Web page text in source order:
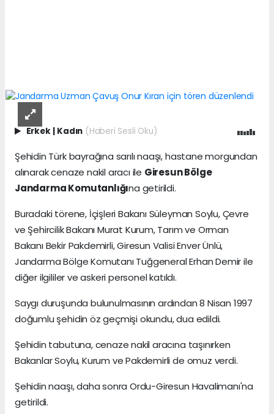
Erkek Kadın (Haberi Sesli Oku)
Şehidin Türk bayrağına sarılı naaşı, hastane morgundan
alınarak cenaze nakil aracı ile Giresun Bölge
Jandarma Komutanlığına getirildi.
Buradaki törene, İçişleri Bakanı Süleyman Soylu, Çevre
ve Şehircilik Bakanı Murat Kurum, Tarım ve Orman
Bakanı Bekir Pakdemirli, Giresun Valisi Enver Ünlü,
Jandarma Bölge Komutanı Tuğgeneral Erhan Demir ile
diğer ilgililer ve askeri personel katıldı.
Saygı duruşunda bulunulmasının ardından 8 Nisan 1997
doğumlu şehidin öz geçmişi okundu, dua edildi.
Şehidin tabutuna, cenaze nakil aracına taşınırken
Bakanlar Soylu, Kurum ve Pakdemirli de omuz verdi.
Şehidin naaşı, daha sonra Ordu-Giresun Havalimanı'na
getirildi.